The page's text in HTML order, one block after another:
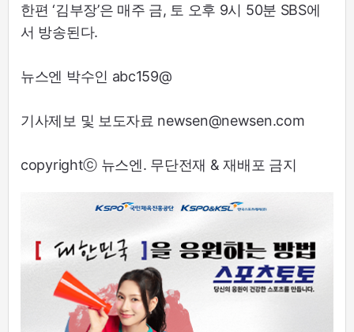
한편 ‘김부장’은 매주 금, 토 오후 9시 50분 SBS에
서 방송된다.
뉴스엔 박수인 abc159@
기사제보 및 보도자료 newsen@newsen.com
copyrightⓒ 뉴스엔. 무단전재 & 재배포 금지